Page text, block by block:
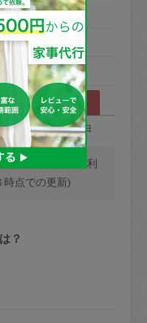
＝依頼料金の
＝依頼金額の
金額の100%
ンセル＝依頼
場合、毎週定
1回までキャ
金 土 日
多く、土曜日の利
点での更新)
？